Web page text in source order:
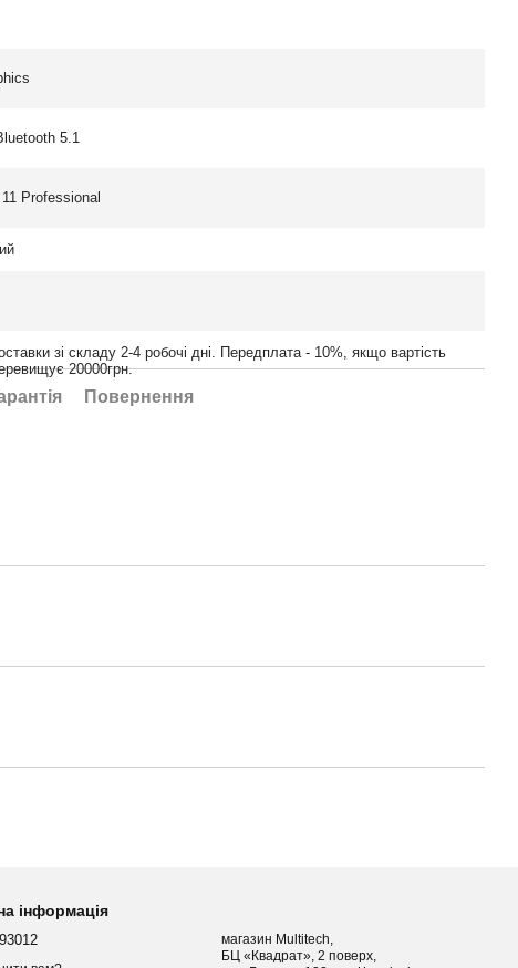
5.1
Professional
зі складу 2-4 робочі дні. Передплата - 10%, якщо вартість
20000грн.
Повернення
інформація
магазин Multitech,
БЦ «Квадрат», 2 поверх,